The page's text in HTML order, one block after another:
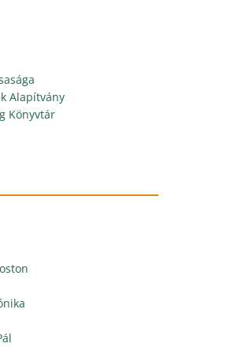
Alapítvány
Könyvtár